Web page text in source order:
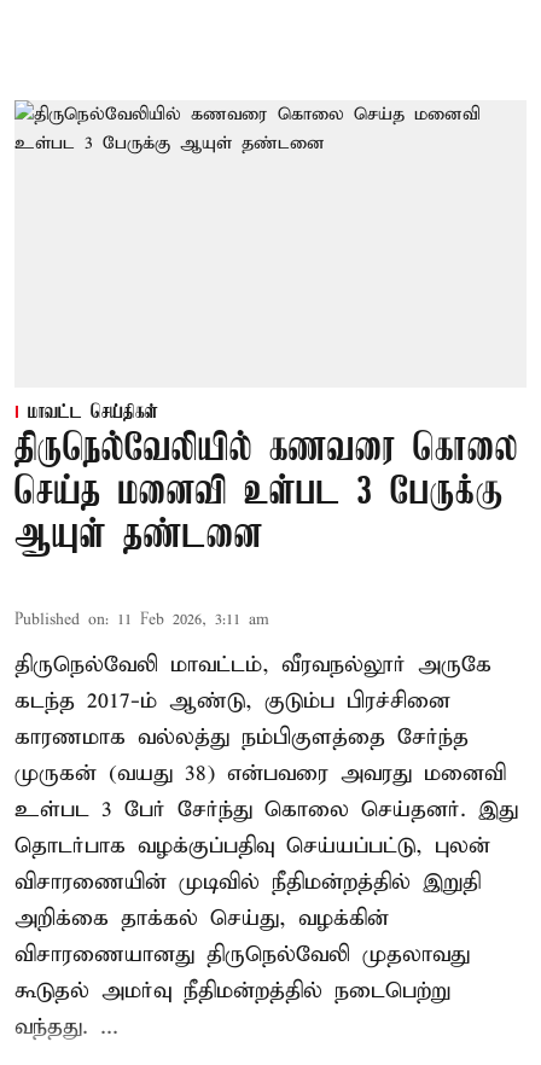
மாவட்ட செய்திகள்
திருநெல்வேலியில் கணவரை கொலை
செய்த மனைவி உள்பட 3 பேருக்கு
ஆயுள் தண்டனை
Published on: 11 Feb 2026, 3:11 am
திருநெல்வேலி மாவட்டம், வீரவநல்லூர் அருகே
கடந்த 2017-ம் ஆண்டு, குடும்ப பிரச்சினை
காரணமாக வல்லத்து நம்பிகுளத்தை சேர்ந்த
முருகன் (வயது 38) என்பவரை அவரது மனைவி
உள்பட 3 பேர் சேர்ந்து கொலை செய்தனர். இது
தொடர்பாக வழக்குப்பதிவு செய்யப்பட்டு, புலன்
விசாரணையின் முடிவில் நீதிமன்றத்தில் இறுதி
அறிக்கை தாக்கல் செய்து, வழக்கின்
விசாரணையானது திருநெல்வேலி முதலாவது
கூடுதல் அமர்வு நீதிமன்றத்தில் நடைபெற்று
வந்தது. ...